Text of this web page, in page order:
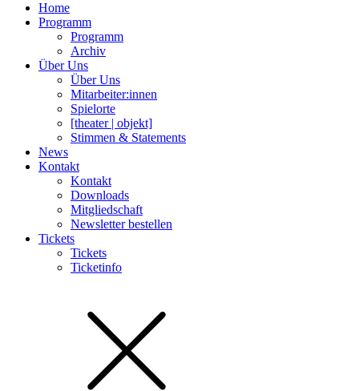
Home
Programm
Programm
Archiv
Über Uns
Über Uns
Mitarbeiter:innen
Spielorte
[theater | objekt]
Stimmen & Statements
News
Kontakt
Kontakt
Downloads
Mitgliedschaft
Newsletter bestellen
Tickets
Tickets
Ticketinfo